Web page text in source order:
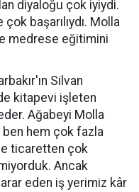
diyaloğu çok iyiydi.
başarılıydı. Molla
medrese eğitimini
Silvan
kitapevi işleten
Ağabeyi Molla
ben hem çok fazla
ticaretten çok
Ancak
eden iş yerimiz kâr